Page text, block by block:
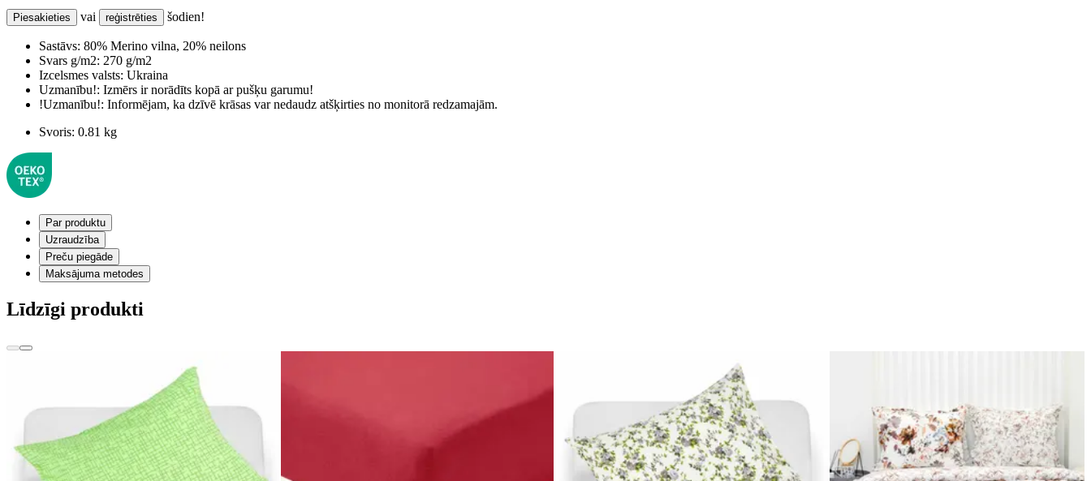
Piesakieties vai reģistrēties šodien!
Sastāvs: 80% Merino vilna, 20% neilons
Svars g/m2: 270 g/m2
Izcelsmes valsts: Ukraina
Uzmanību!: Izmērs ir norādīts kopā ar pušķu garumu!
!Uzmanību!: Informējam, ka dzīvē krāsas var nedaudz atšķirties no monitorā redzamajām.
Svoris: 0.81 kg
Par produktu
Uzraudzība
Preču piegāde
Maksājuma metodes
Līdzīgi produkti